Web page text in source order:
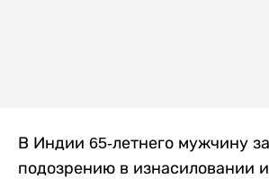
В Индии 65-летнего мужчину
подозрению в изнасиловании